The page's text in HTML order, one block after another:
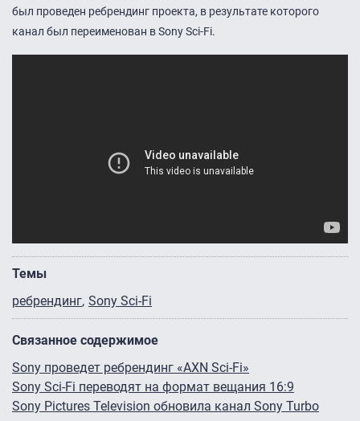
был проведен ребрендинг проекта, в результате которого
канал был переименован в Sony Sci-Fi.
Темы
ребрендинг Sony Sci-Fi
Связанное содержимое
Sony проведет ребрендинг «AXN Sci-Fi»
Sony Sci-Fi переводят на формат вещания 16:9
Sony Pictures Television обновила канал Sony Turbo